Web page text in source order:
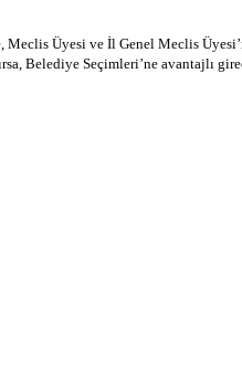
Üyesi ve İl Genel Meclis
Belediye Seçimleri’ne avantajlı